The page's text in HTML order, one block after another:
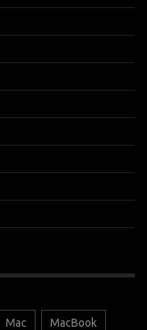
Mac MacBook